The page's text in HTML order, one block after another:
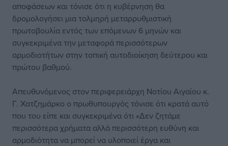
αποφάσεων και τόνισε ότι η κυβέρνηση θα
δρομολογήσει μια τολμηρή μεταρρυθμιστική
πρωτοβουλία εντός των επόμενων 6 μηνών και
συγκεκριμένα την μεταφορά περισσότερων
αρμοδιοτήτων στην τοπική αυτοδιοίκηση δεύτερου και
πρώτου βαθμού.
Απευθυνόμενος στον περιφερειάρχη Νοτίου Αιγαίου κ.
Γ. Χατζημάρκο ο πρωθυπουργός τόνισε ότι κρατά αυτό
που του είπε και συγκεκριμένα ότι «Δεν ζητάμε
περισσότερα χρήματα αλλά περισσότερη ευθύνη και
αρμοδιότητα να μπορεί να υλοποιεί έργα και